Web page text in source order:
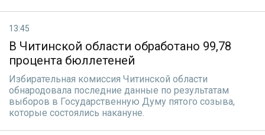
13:45
В Читинской области обработано 99,78
процента бюллетеней
Избирательная комиссия Читинской области
обнародовала последние данные по результатам
выборов в Государственную Думу пятого созыва,
которые состоялись накануне.